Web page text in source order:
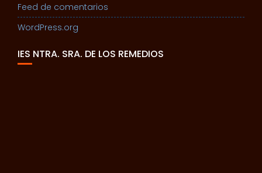
Feed de comentarios
WordPress.org
IES NTRA. SRA. DE LOS REMEDIOS